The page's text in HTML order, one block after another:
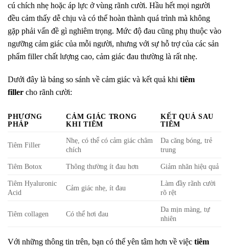
cú chích nhẹ hoặc áp lực ở vùng rãnh cười. Hầu hết mọi người
đều cảm thấy dễ chịu và có thể hoàn thành quá trình mà không
gặp phải vấn đề gì nghiêm trọng. Mức độ đau cũng phụ thuộc vào
ngưỡng cảm giác của mỗi người, nhưng với sự hỗ trợ của các sản
phẩm filler chất lượng cao, cảm giác đau thường là rất nhẹ.
Dưới đây là bảng so sánh về cảm giác và kết quả khi tiêm
filler cho rãnh cười:
PHƯƠNG
PHÁP
CẢM GIÁC TRONG
KHI TIÊM
KẾT QUẢ SAU
TIÊM
Tiêm Filler
Nhẹ, có thể có cảm giác châm
chích
Da căng bóng, trẻ
trung
Tiêm Botox Thông thường ít đau hơn Giảm nhăn hiệu quả
Tiêm Hyaluronic
Acid
Cảm giác nhẹ, ít đau
Làm đầy rãnh cười
rõ rệt
Tiêm collagen Có thể hơi đau
Da mịn màng, tự
nhiên
Với những thông tin trên, bạn có thể yên tâm hơn về việc tiêm